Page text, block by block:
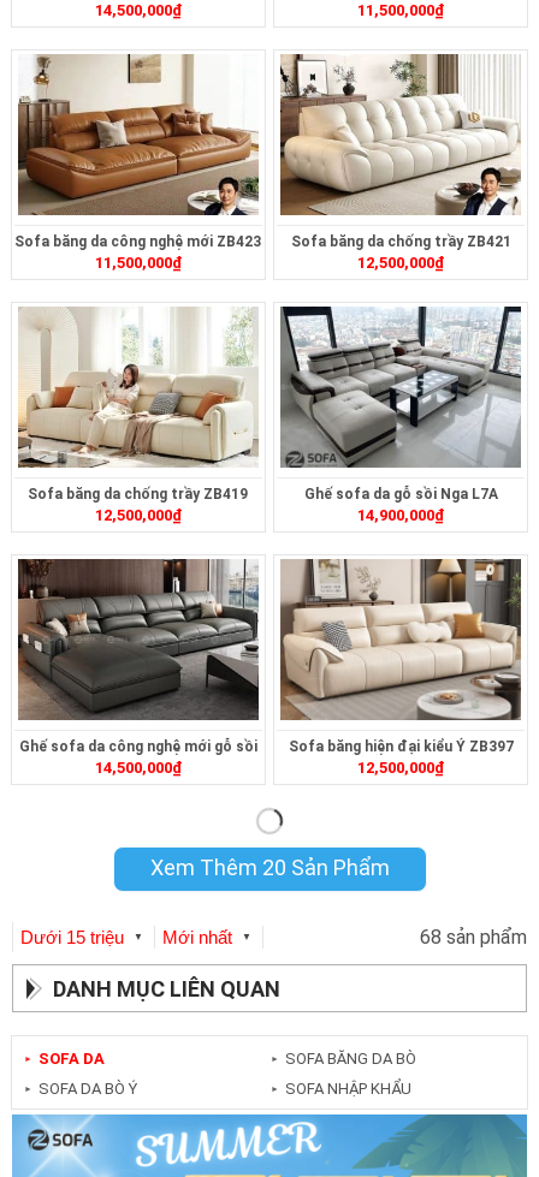
L108
14,500,000₫ 11,500,000₫
Sofa băng da công nghệ mới ZB423
11,500,000₫
Sofa băng da chống trầy ZB421
12,500,000₫
Sofa băng da chống trầy ZB419
12,500,000₫
Ghế sofa da gỗ sồi Nga L7A
14,900,000₫
Ghế sofa da công nghệ mới gỗ sồi
L105
14,500,000₫
Sofa băng hiện đại kiểu Ý ZB397
12,500,000₫
Xem Thêm 20 Sản Phẩm
Dưới 15 triệu ▼ Mới nhất ▼ 68 sản phẩm
DANH MỤC LIÊN QUAN
► SOFA DA
► SOFA DA BÒ Ý
► SOFA BĂNG DA BÒ
► SOFA NHẬP KHẨU